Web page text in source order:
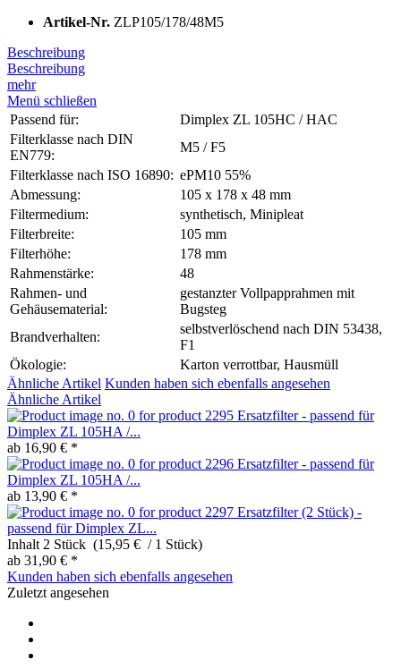
Artikel-Nr. ZLP105/178/48M5
Beschreibung
Beschreibung
mehr
Menü schließen
Passend für:
Dimplex ZL 105HC / HAC
Filterklasse nach DIN
EN779:
M5 / F5
Filterklasse nach ISO 16890: ePM10 55%
Abmessung:
105 x 178 x 48 mm
Filtermedium:
synthetisch, Minipleat
Filterbreite:
105 mm
Filterhöhe:
178 mm
Rahmenstärke:
48
Rahmen- und
Gehäusematerial:
gestanzter Vollpapprahmen mit
Bugsteg
Brandverhalten:
selbstverlöschend nach DIN 53438,
F1
Ökologie:
Karton verrottbar, Hausmüll
Ähnliche Artikel Kunden haben sich ebenfalls angesehen
Ähnliche Artikel
Ersatzfilter - passend für
Dimplex ZL 105HA /...
ab 16,90 € *
Ersatzfilter - passend für
Dimplex ZL 105HA /...
ab 13,90 € *
Ersatzfilter (2 Stück) -
passend für Dimplex ZL...
Inhalt 2 Stück (15,95 € / 1 Stück)
ab 31,90 € *
Kunden haben sich ebenfalls angesehen
Zuletzt angesehen